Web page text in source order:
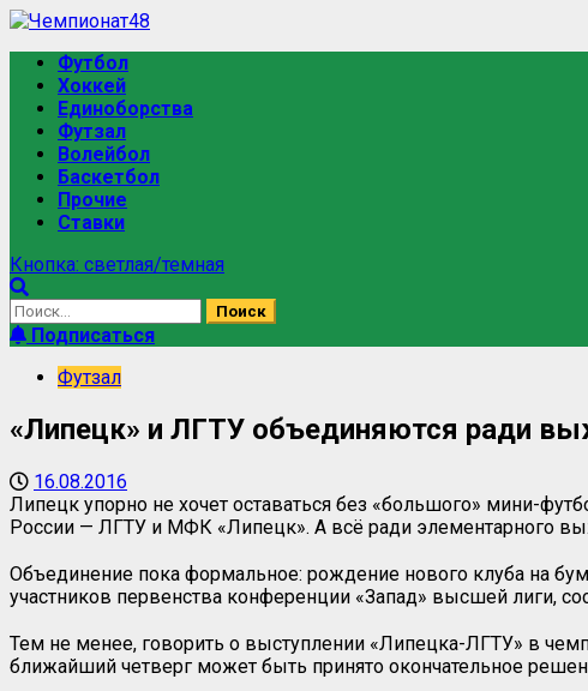
Футбол
Хоккей
Единоборства
Футзал
Волейбол
Баскетбол
Прочие
Ставки
Кнопка: светлая/темная
Подписаться
Футзал
«Липецк» и ЛГТУ объединяются ради
16.08.2016
Липецк упорно не хочет оставаться без «большого» мини-
России — ЛГТУ и МФК «Липецк». А всё ради элементарного
Объединение пока формальное: рождение нового клуба на
участников первенства конференции «Запад» высшей лиги,
Тем не менее, говорить о выступлении «Липецка-ЛГТУ» в
ближайший четверг может быть принято окончательное